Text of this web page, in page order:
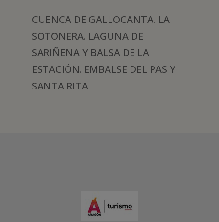
CUENCA DE GALLOCANTA. LA
SOTONERA. LAGUNA DE
SARIÑENA Y BALSA DE LA
ESTACIÓN. EMBALSE DEL PAS Y
SANTA RITA